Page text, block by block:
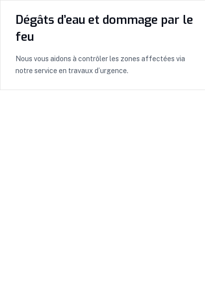
Dégâts d’eau et dommage par le
feu
Nous vous aidons à contrôler les zones affectées via
notre service en travaux d’urgence.